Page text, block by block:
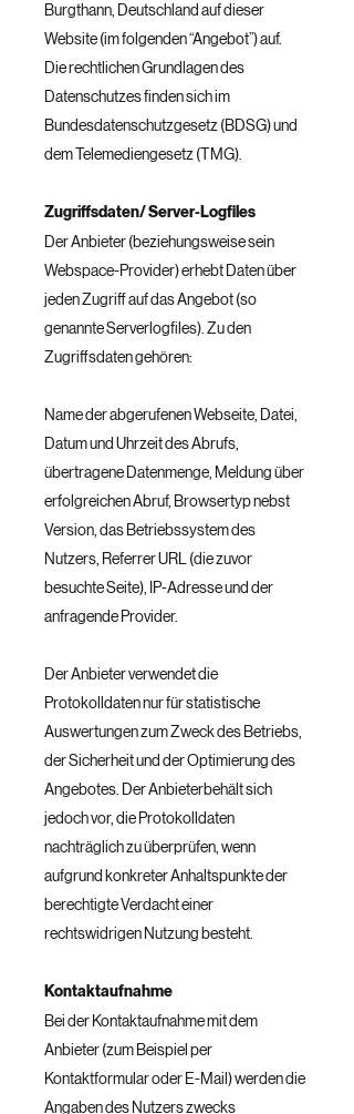
Burgthann, Deutschland auf dieser
Website (im folgenden “Angebot”) auf.
Die rechtlichen Grundlagen des
Datenschutzes finden sich im
Bundesdatenschutzgesetz (BDSG) und
dem Telemediengesetz (TMG).
Zugriffsdaten/ Server-Logfiles
Der Anbieter (beziehungsweise sein
Webspace-Provider) erhebt Daten über
jeden Zugriff auf das Angebot (so
genannte Serverlogfiles). Zu den
Zugriffsdaten gehören:
Name der abgerufenen Webseite, Datei,
Datum und Uhrzeit des Abrufs,
übertragene Datenmenge, Meldung über
erfolgreichen Abruf, Browsertyp nebst
Version, das Betriebssystem des
Nutzers, Referrer URL (die zuvor
besuchte Seite), IP-Adresse und der
anfragende Provider.
Der Anbieter verwendet die
Protokolldaten nur für statistische
Auswertungen zum Zweck des Betriebs,
der Sicherheit und der Optimierung des
Angebotes. Der Anbieterbehält sich
jedoch vor, die Protokolldaten
nachträglich zu überprüfen, wenn
aufgrund konkreter Anhaltspunkte der
berechtigte Verdacht einer
rechtswidrigen Nutzung besteht.
Kontaktaufnahme
Bei der Kontaktaufnahme mit dem
Anbieter (zum Beispiel per
Kontaktformular oder E-Mail) werden die
Angaben des Nutzers zwecks